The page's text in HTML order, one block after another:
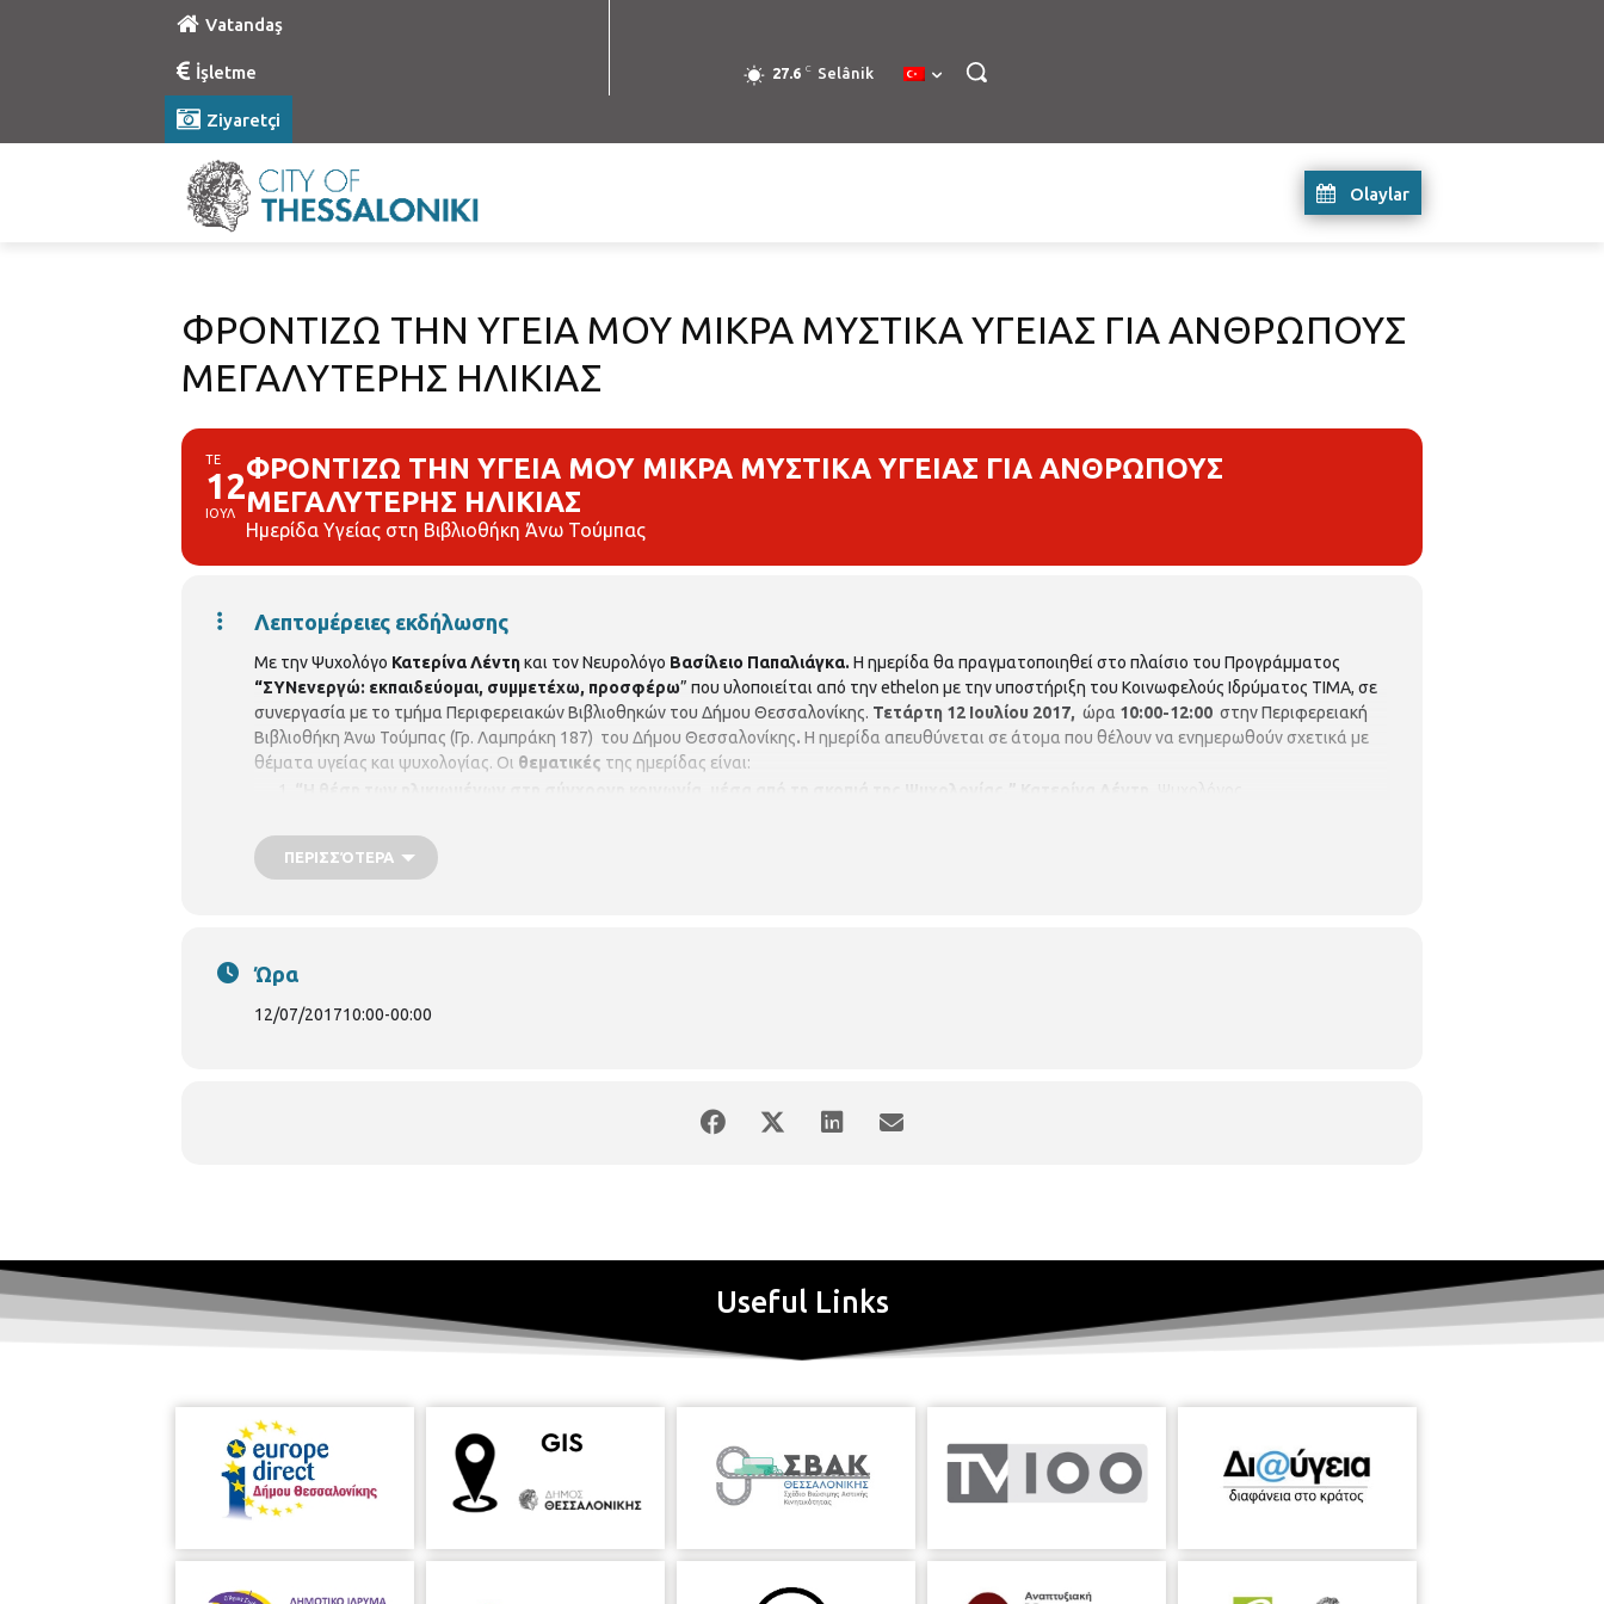
Vatandaş
İşletme
Ziyaretçi
27.6 C Selânik
Olaylar
ΦΡΟΝΤΙΖΩ ΤΗΝ ΥΓΕΙΑ ΜΟΥ ΜΙΚΡΑ ΜΥΣΤΙΚΑ ΥΓΕΙΑΣ ΓΙΑ ΑΝΘΡΩΠΟΥΣ
ΜΕΓΑΛΥΤΕΡΗΣ ΗΛΙΚΙΑΣ
ΤΕ
12
ΙΟΥΛ
ΦΡΟΝΤΙΖΩ ΤΗΝ ΥΓΕΙΑ ΜΟΥ ΜΙΚΡΑ ΜΥΣΤΙΚΑ ΥΓΕΙΑΣ ΓΙΑ ΑΝΘΡΩΠΟΥΣ
ΜΕΓΑΛΥΤΕΡΗΣ ΗΛΙΚΙΑΣ
Ημερίδα Υγείας στη Βιβλιοθήκη Άνω Τούμπας
Λεπτομέρειες εκδήλωσης
Με την Ψυχολόγο Κατερίνα Λέντηκαι τον Νευρολόγο Βασίλειο Παπαλιάγκα. Η ημερίδα θα πραγματοποιηθεί στο πλαίσιο του Προγράμματος
“ΣΥΝενεργώ: εκπαιδεύομαι, συμμετέχω, προσφέρω” που υλοποιείται από την ethelon με την υποστήριξη του Κοινωφελούς Ιδρύματος ΤΙΜΑ, σε
συνεργασία με το τμήμα Περιφερειακών Βιβλιοθηκών του Δήμου Θεσσαλονίκης. Τετάρτη 12 Ιουλίου 2017, ώρα 10:00-12:00 στην Περιφερειακή
Βιβλιοθήκη Άνω Τούμπας (Γρ. Λαμπράκη 187) του Δήμου Θεσσαλονίκης. Η ημερίδα απευθύνεται σε άτομα που θέλουν να ενημερωθούν σχετικά με
θέματα υγείας και ψυχολογίας. Οι θεματικές της ημερίδας είναι:
“Πώς μπορούμε να προλάβουμε τη Νόσο Alzheimer;” Βασίλειος Παπαλιάγκας,
ΠΕΡΙΣΣΌΤΕΡΑ
Ώρα
12/07/201710:00-00:00
Useful Links